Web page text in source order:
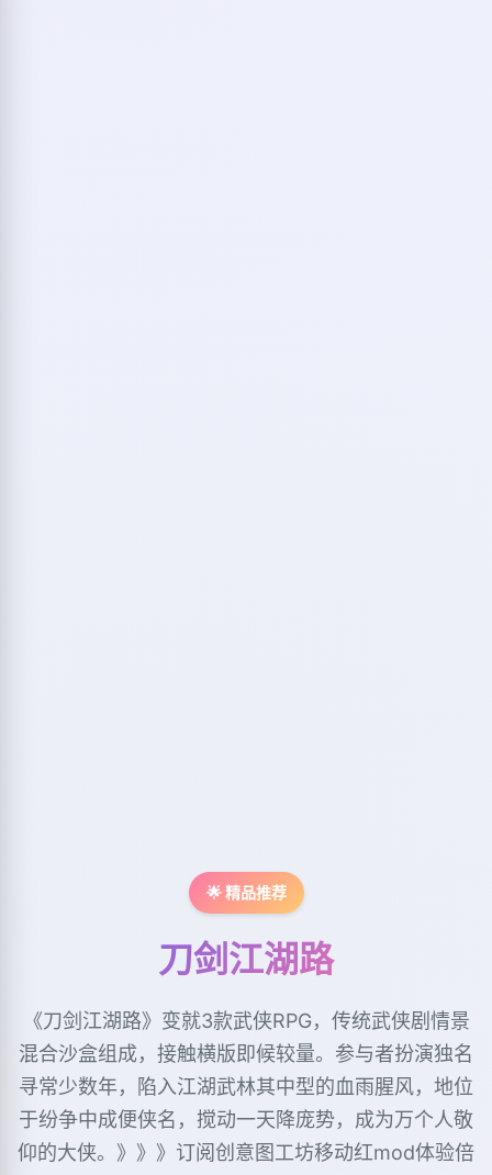
🌟 精品推荐
刀剑江湖路
《刀剑江湖路》变就3款武侠RPG，传统武侠剧情景
混合沙盒组成，接触横版即候较量。参与者扮演独名
寻常少数年，陷入江湖武林其中型的血雨腥风，地位
于纷争中成便侠名，搅动一天降庞势，成为万个人敬
仰的大侠。》》》订阅创意图工坊移动红mod体验倍